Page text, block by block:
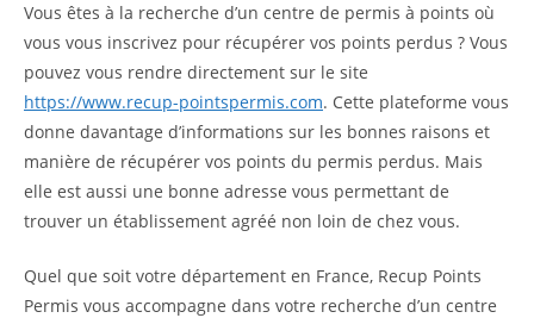
Vous êtes à la recherche d’un centre de permis à points où
vous vous inscrivez pour récupérer vos points perdus ? Vous
pouvez vous rendre directement sur le site
https://www.recup-pointspermis.com. Cette plateforme vous
donne davantage d’informations sur les bonnes raisons et
manière de récupérer vos points du permis perdus. Mais
elle est aussi une bonne adresse vous permettant de
trouver un établissement agréé non loin de chez vous.
Quel que soit votre département en France, Recup Points
Permis vous accompagne dans votre recherche d’un centre